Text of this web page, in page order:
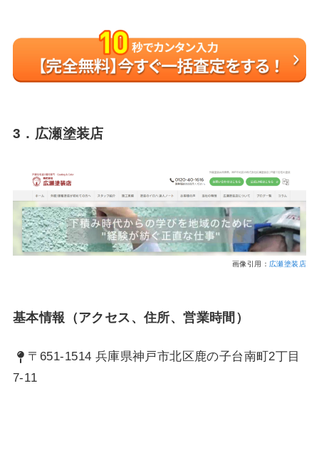
3．広瀬塗装店
画像引用： 広瀬塗装店
基本情報（アクセス、住所、営業時間）
〒651-1514 兵庫県神戸市北区鹿の子台南町2丁目
7-11